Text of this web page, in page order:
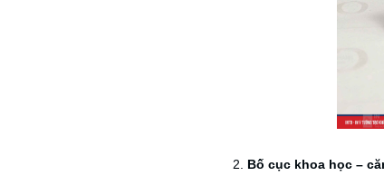
2. Bố cục khoa học –